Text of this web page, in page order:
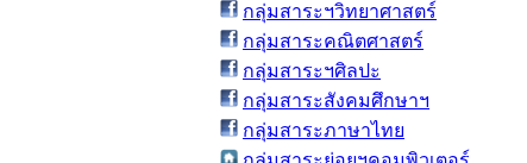
กลุ่มสาระฯวิทยาศาสตร์
กลุ่มสาระคณิตศาสตร์
กลุ่มสาระฯศิลปะ
กลุ่มสาระสังคมศึกษาฯ
กลุ่มสาระภาษาไทย